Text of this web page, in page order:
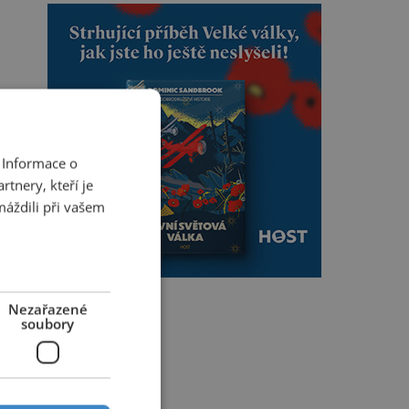
o
kteří je
při vašem
Nezařazené
soubory